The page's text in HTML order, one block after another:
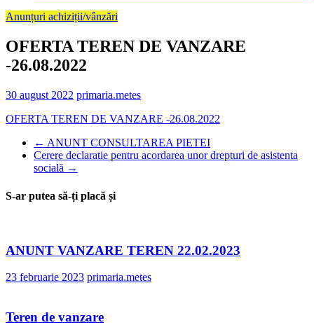
Anunțuri achiziții/vânzări
OFERTA TEREN DE VANZARE
-26.08.2022
30 august 2022 primaria.metes
OFERTA TEREN DE VANZARE -26.08.2022
← ANUNT CONSULTAREA PIETEI
Cerere declaratie pentru acordarea unor drepturi de asistenta
socială →
S-ar putea să-ți placă și
ANUNT VANZARE TEREN 22.02.2023
23 februarie 2023 primaria.metes
Teren de vanzare